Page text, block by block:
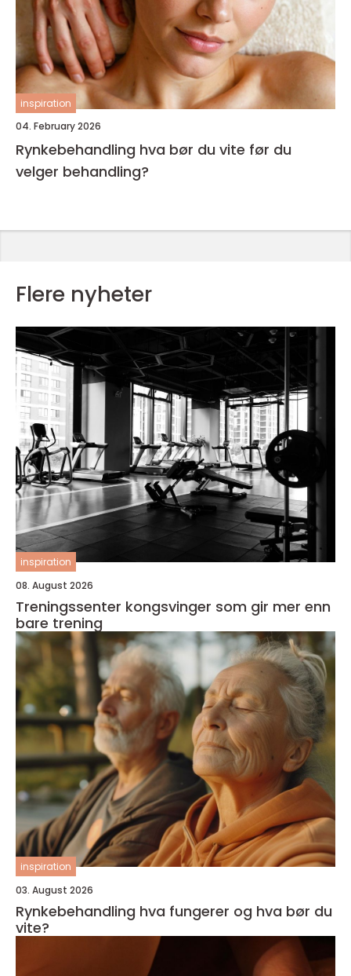
inspiration
04. February 2026
Rynkebehandling hva bør du vite før du
velger behandling?
Flere nyheter
inspiration
08. August 2026
Treningssenter kongsvinger som gir mer enn
bare trening
inspiration
03. August 2026
Rynkebehandling hva fungerer og hva bør du
vite?